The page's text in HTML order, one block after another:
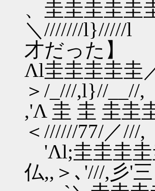
、圭圭圭圭圭
＼///////
才だった】
Λl圭圭圭圭圭
＞/_///,l}//__//,
,'Λ 圭 圭 圭圭
＜//////77/／///,
'Λl;圭圭圭
仏,,＞､'///,彡'